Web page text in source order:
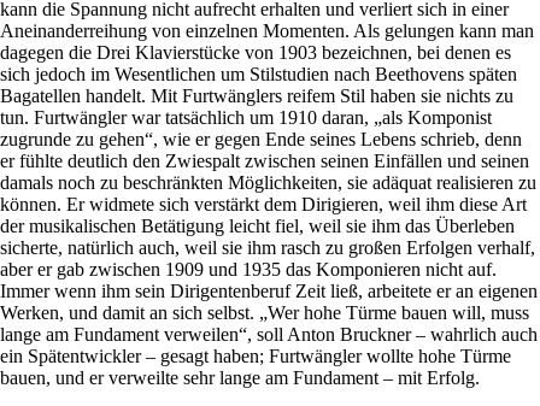
kann die Spannung nicht aufrecht erhalten und verliert sich in einer
Aneinanderreihung von einzelnen Momenten. Als gelungen kann man
dagegen die Drei Klavierstücke von 1903 bezeichnen, bei denen es
sich jedoch im Wesentlichen um Stilstudien nach Beethovens späten
Bagatellen handelt. Mit Furtwänglers reifem Stil haben sie nichts zu
tun. Furtwängler war tatsächlich um 1910 daran, „als Komponist
zugrunde zu gehen“, wie er gegen Ende seines Lebens schrieb, denn
er fühlte deutlich den Zwiespalt zwischen seinen Einfällen und seinen
damals noch zu beschränkten Möglichkeiten, sie adäquat realisieren zu
können. Er widmete sich verstärkt dem Dirigieren, weil ihm diese Art
der musikalischen Betätigung leicht fiel, weil sie ihm das Überleben
sicherte, natürlich auch, weil sie ihm rasch zu großen Erfolgen verhalf,
aber er gab zwischen 1909 und 1935 das Komponieren nicht auf.
Immer wenn ihm sein Dirigentenberuf Zeit ließ, arbeitete er an eigenen
Werken, und damit an sich selbst. „Wer hohe Türme bauen will, muss
lange am Fundament verweilen“, soll Anton Bruckner – wahrlich auch
ein Spätentwickler – gesagt haben; Furtwängler wollte hohe Türme
bauen, und er verweilte sehr lange am Fundament – mit Erfolg.